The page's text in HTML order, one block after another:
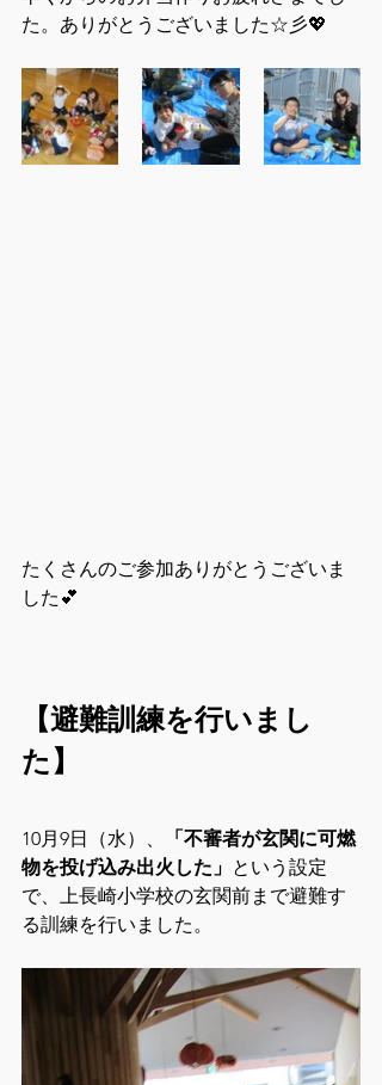
た。ありがとうございました☆彡💖
たくさんのご参加ありがとうございま
した💕
【避難訓練を行いまし
た】
10月9日（水）、
「不審者が玄関に可燃
物を投げ込み出火した」 という設定
で、上長崎小学校の玄関前まで避難す
る訓練を行いました。